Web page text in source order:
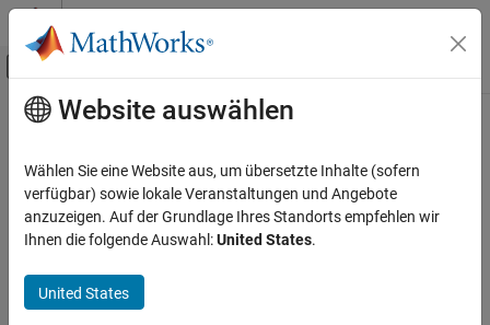
Weiter zum Inhalt
Umschaltung für Off-Canvas-
Startseite der Dokumentation
Simulink Coder
Deployment, Integration, and Supported
Hardware
VEX EDR V5 Robot Brain
Hauptinhalt
Prerequisites for Logging Signals
Step 1 of 5 inLog Signals on an SD Card
2
Website auswählen
Wählen Sie eine Website aus, um übersetzte Inhalte (sofern
verfügbar) sowie lokale Veranstaltungen und Angebote
anzuzeigen. Auf der Grundlage Ihres Standorts empfehlen wir
Ihnen die folgende Auswahl:United States.
United States